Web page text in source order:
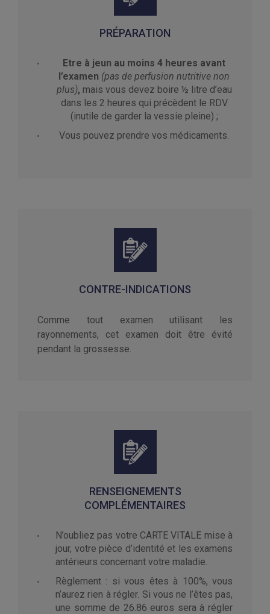
PRÉPARATION
Etre à jeun au moins 4 heures avant
l’examen (pas de perfusion nutritive non
plus), mais vous devez boire ½ litre d’eau
dans les 2 heures qui précèdent le RDV
(inutile de garder la vessie pleine) ;
Vous pouvez prendre vos médicaments.
CONTRE-INDICATIONS
Comme tout examen utilisant les
rayonnements, cet examen doit être évité
pendant la grossesse.
RENSEIGNEMENTS
COMPLÉMENTAIRES
N’oubliez pas votre CARTE VITALE mise à
jour, votre pièce d’identité et les examens
antérieurs concernant votre maladie.
Règlement : si vous êtes à 100%, vous
n’aurez rien à régler. Si vous ne l’êtes pas,
une somme de 26.86 euros sera à régler